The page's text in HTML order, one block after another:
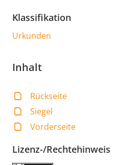
Klassifikation
Urkunden
Inhalt
Rückseite
Siegel
Vorderseite
Lizenz-/Rechtehinweis